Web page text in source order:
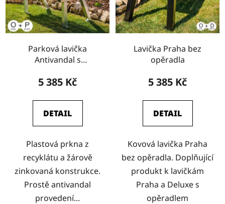
Parková lavička
Antivandal s
5 385 Kč
DETAIL
Plastová prkna z
recyklátu a žárově
zinkovaná konstrukce.
Prostě antivandal
provedení...
Lavička Praha bez
opěradla
5 385 Kč
DETAIL
Kovová lavička Praha
bez opěradla. Doplňující
produkt k lavičkám
Praha a Deluxe s
opěradlem